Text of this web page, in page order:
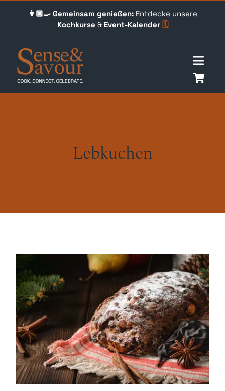
👩🏼‍🍳 Gemeinsam genießen:Entdecke unsere
Kochkurse & Event-Kalender 🗓️
Über uns
Warenkorb
Lebkuchen
Weihnachtsbäckerei | 149 €* p.P.